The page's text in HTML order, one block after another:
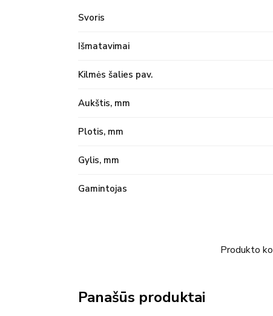
Svoris
Išmatavimai
Kilmės šalies pav.
Aukštis, mm
Plotis, mm
Gylis, mm
Gamintojas
Produkto
Panašūs produktai